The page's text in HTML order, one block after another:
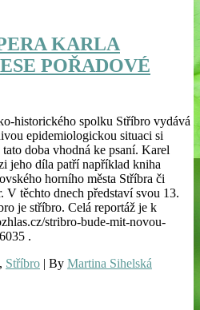
KARLA
POŘADOVÉ
historického spolku Stříbro vydává
epidemiologickou situaci si
doba vhodná ke psaní. Karel
jeho díla patří například kniha
horního města Stříbra či
těchto dnech představí svou 13.
je stříbro. Celá reportáž je k
stribro-bude-mit-novou-
.
, Stříbro | By Martina Sihelská